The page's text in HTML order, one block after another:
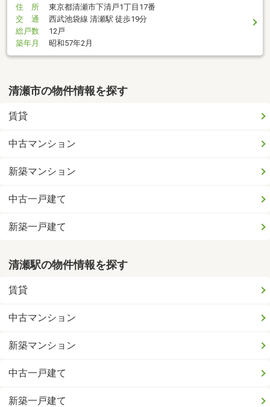
住 所
東京都清瀬市下清戸1丁目17番
交 通
西武池袋線 清瀬駅 徒歩19分
総戸数
12戸
築年月
昭和57年2月
清瀬市の物件情報を探す
賃貸
中古マンション
新築マンション
中古一戸建て
新築一戸建て
清瀬駅の物件情報を探す
賃貸
中古マンション
新築マンション
中古一戸建て
新築一戸建て